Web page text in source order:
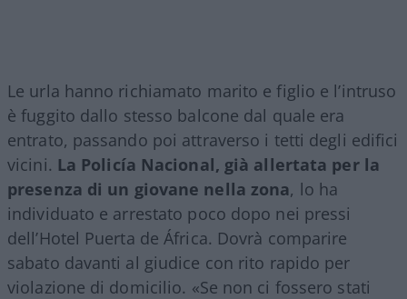
Le urla hanno richiamato marito e figlio e l’intruso
è fuggito dallo stesso balcone dal quale era
entrato, passando poi attraverso i tetti degli edifici
vicini. La Policía Nacional, già allertata per la
presenza di un giovane nella zona, lo ha
individuato e arrestato poco dopo nei pressi
dell’Hotel Puerta de África. Dovrà comparire
sabato davanti al giudice con rito rapido per
violazione di domicilio. «Se non ci fossero stati